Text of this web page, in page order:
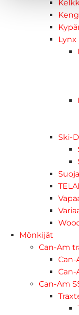
Lynx
Ski-
Mönkijät
Can-Am
Can-Am